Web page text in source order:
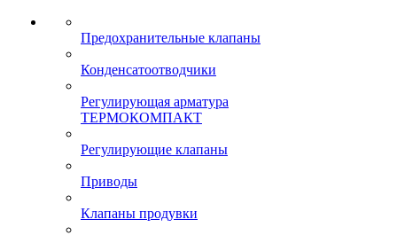
Предохранительные клапаны
Конденсатоотводчики
Регулирующая арматура
ТЕРМОКОМПАКТ
Регулирующие клапаны
Приводы
Клапаны продувки